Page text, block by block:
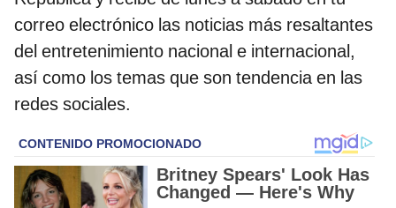
correo electrónico las noticias más resaltantes
del entretenimiento nacional e internacional,
así como los temas que son tendencia en las
redes sociales.